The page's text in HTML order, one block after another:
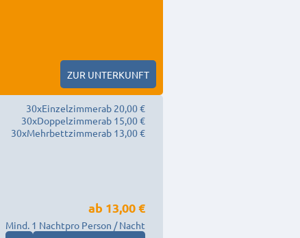
ZUR UNTERKUNFT
30xEinzelzimmerab 20,00 €
30xDoppelzimmerab 15,00 €
30xMehrbettzimmerab 13,00 €
Mind. 1 Nacht
ab 13,00 €
pro Person / Nacht